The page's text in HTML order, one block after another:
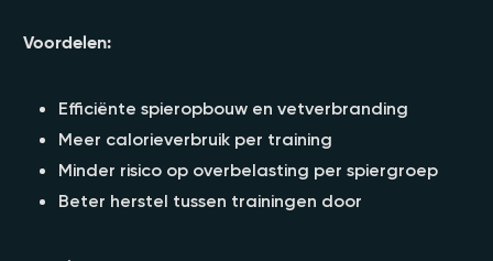
Voordelen:
Efficiënte spieropbouw en vetverbranding
Meer calorieverbruik per training
Minder risico op overbelasting per spiergroep
Beter herstel tussen trainingen door